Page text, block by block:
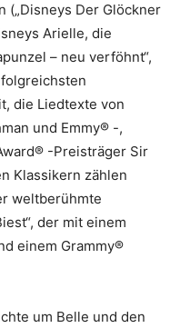
(„Disneys Der Glöckner
Arielle, die
– neu verföhnt“,
die Liedtexte von
und Emmy® -,
-Preisträger Sir
Klassikern zählen
weltberühmte
der mit einem
einem Grammy®
um Belle und den